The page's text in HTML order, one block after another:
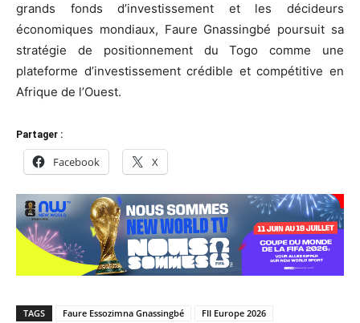
grands fonds d’investissement et les décideurs
économiques mondiaux, Faure Gnassingbé poursuit sa
stratégie de positionnement du Togo comme une
plateforme d’investissement crédible et compétitive en
Afrique de l’Ouest.
Partager :
Facebook X
TAGS Faure Essozimna Gnassingbé
FII Europe 2026